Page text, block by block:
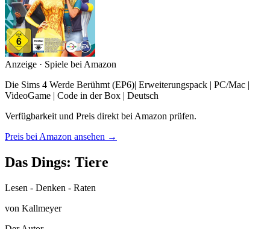
Anzeige · Spiele bei Amazon
Die Sims 4 Werde Berühmt (EP6)| Erweiterungspack | PC/Mac |
VideoGame | Code in der Box | Deutsch
Verfügbarkeit und Preis direkt bei Amazon prüfen.
Preis bei Amazon ansehen →
Das Dings: Tiere
Lesen - Denken - Raten
von Kallmeyer